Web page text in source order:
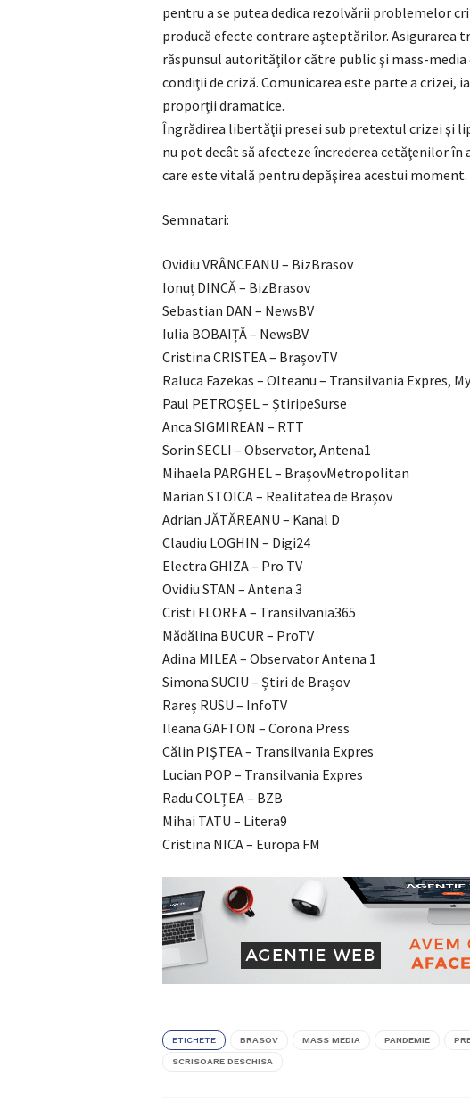
pentru a se putea dedica rezolvării problemelor
producă efecte contrare aşteptărilor. Asigurarea
răspunsul autorităţilor către public şi mass-media
condiţii de criză. Comunicarea este parte a crizei,
proporţii dramatice.
Îngrădirea libertăţii presei sub pretextul crizei şi
nu pot decât să afecteze încrederea cetăţenilor
care este vitală pentru depăşirea acestui moment.
Semnatari:
Ovidiu VRÂNCEANU – BizBrasov
Ionuț DINCĂ – BizBrasov
Sebastian DAN – NewsBV
Iulia BOBAIȚĂ – NewsBV
Cristina CRISTEA – BrașovTV
Raluca Fazekas – Olteanu – Transilvania Expres,
Paul PETROȘEL – ȘtiripeSurse
Anca SIGMIREAN – RTT
Sorin SECLI – Observator, Antena1
Mihaela PARGHEL – BrașovMetropolitan
Marian STOICA – Realitatea de Brașov
Adrian JĂTĂREANU – Kanal D
Claudiu LOGHIN – Digi24
Electra GHIZA – Pro TV
Ovidiu STAN – Antena 3
Cristi FLOREA – Transilvania365
Mădălina BUCUR – ProTV
Adina MILEA – Observator Antena 1
Simona SUCIU – Știri de Brașov
Rareș RUSU – InfoTV
Ileana GAFTON – Corona Press
Călin PIȘTEA – Transilvania Expres
Lucian POP – Transilvania Expres
Radu COLȚEA – BZB
Mihai TATU – Litera9
Cristina NICA – Europa FM
ETICHETE BRASOV MASS MEDIA PANDEMIE
SCRISOARE DESCHISA